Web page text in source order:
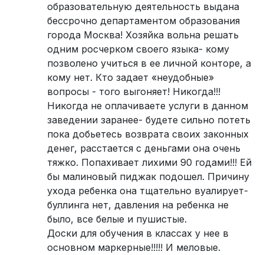
образовательную деятельность выдана
бессрочно департаментом образования
города Москва! Хозяйка вольна решать
одним росчерком своего языка- кому
позволено учиться в ее личной конторе, а
кому нет. Кто задает «неудобные»
вопросы - того выгоняет! Никогда!!!
Никогда не оплачиваете услуги в данном
заведении заранее- будете сильно потеть
пока добьетесь возврата своих законных
денег, расстается с деньгами она очень
тяжко. Попахивает лихими 90 годами!!! Ей
бы малиновый пиджак подошел. Причину
ухода ребенка она тщательно вуалирует-
буллинга нет, давления на ребенка не
было, все белые и пушистые.
Доски для обучения в классах у нее в
основном маркерные!!!!! И меловые.